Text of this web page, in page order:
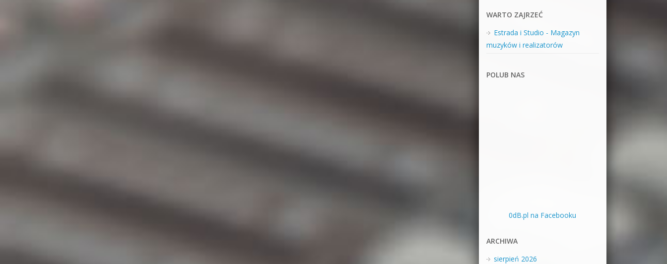
WARTO ZAJRZEĆ
Estrada i Studio - Magazyn
muzyków i realizatorów
POLUB NAS
0dB.pl na Facebooku
ARCHIWA
sierpień 2026